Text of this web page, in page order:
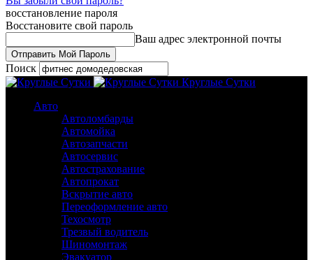
восстановление пароля
Восстановите свой пароль
Ваш адрес электронной почты
Поиск
Круглые Сутки
Авто
Автоломбарды
Автомойка
Автозапчасти
Автосервис
Автострахование
Автопрокат
Вскрытие авто
Переоформление авто
Техосмотр
Трезвый водитель
Шиномонтаж
Эвакуатор